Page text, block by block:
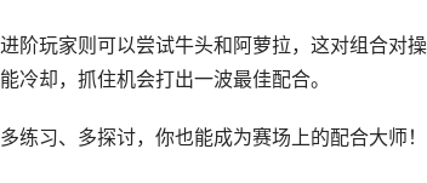
阶玩家则可以尝试牛头和阿萝拉，这对组合对
冷却，抓住机会打出一波最佳配合。
习、多探讨，你也能成为赛场上的配合大师！